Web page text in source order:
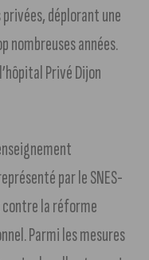
déplorant une
nombreuses années.
Privé Dijon
par le SNES-
contre la réforme
Parmi les mesures